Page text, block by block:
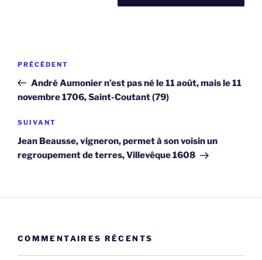
Navigation
l’article
Article
précédent
PRÉCÉDENT
André Aumonier n’est pas né le 11 août, mais le 11
novembre 1706, Saint-Coutant (79)
Article
suivant
SUIVANT
Jean Beausse, vigneron, permet à son voisin un
regroupement de terres, Villevêque 1608
COMMENTAIRES RÉCENTS